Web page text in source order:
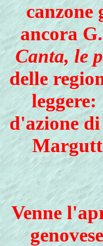
canzone
ancora
Canta, le
delle
d'azione
Venne